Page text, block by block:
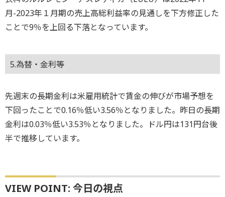
月-2023年１月期の売上高総利益率の見通しを下方修正した
ことで9％を上回る下落となっています。
5.為替・金利等
先週末の長期金利は米雇用統計で賃金の伸びが市場予想を
下回ったことで0.16％低い3.56％となりました。昨日の長期
金利は0.03％低い3.53％となりました。ドル円は131円台後
半で推移しています。
VIEW POINT: 今日の視点